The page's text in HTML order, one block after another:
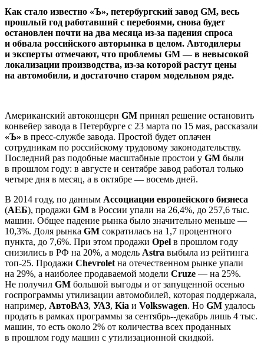
Как стало известно «Ъ», петербургский завод GM, весь
прошлый год работавший с перебоями, снова будет
остановлен почти на два месяца из-за падения спроса
и обвала российского авторынка в целом. Автодилеры
и эксперты отмечают, что проблемы GM — в невысокой
локализации производства, из-за которой растут цены
на автомобили, и достаточно старом модельном ряде.
Американский автоконцерн GM принял решение остановить
конвейер завода в Петербурге с 23 марта по 15 мая, рассказали
«Ъ» в пресс-службе завода. Простой будет оплачен
сотрудникам по российскому трудовому законодательству.
Последний раз подобные масштабные простои у GM были
в прошлом году: в августе и сентябре завод работал только
четыре дня в месяц, а в октябре — восемь дней.
В 2014 году, по данным Ассоциации европейского бизнеса
(АЕБ), продажи GM в России упали на 26,4%, до 257,6 тыс.
машин. Общее падение рынка было значительно меньше —
10,3%. Доля рынка GM сократилась на 1,7 процентного
пункта, до 7,6%. При этом продажи Opel в прошлом году
снизились в РФ на 20%, а модель Astra выбыла из рейтинга
топ-25. Продажи Chevrolet на отечественном рынке упали
на 29%, а наиболее продаваемой модели Cruze — на 25%.
Не получил GM большой выгоды и от запущенной осенью
госпрограммы утилизации автомобилей, которая поддержала,
например, АвтоВАЗ, УАЗ, Kia и Volkswagen. Но GM удалось
продать в рамках программы за сентябрь--декабрь лишь 4 тыс.
машин, то есть около 2% от количества всех проданных
в прошлом году машин с утилизационной скидкой.